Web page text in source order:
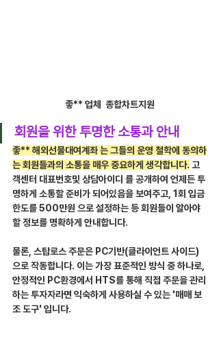
좋** 업체  종합차트지원
회원을 위한 투명한 소통과 안내
좋** 해외선물대여계좌 는 그들의 운영 철학에 동의하
는 회원들과의 소통을 매우 중요하게 생각합니다. 고
객센터 대표번호및 상담아이디 를 공개하여 언제든 투
명하게 소통할 준비가 되어있음을 보여주고, 1회 입금
한도를 500만원 으로 설정하는 등 회원들이 알아야
할 정보를 명확하게 안내합니다.
물론, 스탑로스 주문은 PC기반(클라이언트 사이드)
으로 작동합니다. 이는 가장 표준적인 방식 중 하나로,
안정적인 PC환경에서 HTS를 통해 직접 주문을 관리
하는 투자자라면 익숙하게 사용하실 수 있는 '매매 보
조 도구' 입니다.